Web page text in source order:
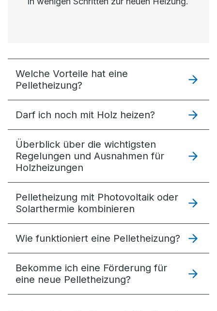
Welche Vorteile hat eine
Pelletheizung?
Darf ich noch mit Holz heizen?
Überblick über die wichtigsten
Regelungen und Ausnahmen für
Holzheizungen
Pelletheizung mit Photovoltaik oder
Solarthermie kombinieren
Wie funktioniert eine Pelletheizung?
Bekomme ich eine Förderung für
eine neue Pelletheizung?